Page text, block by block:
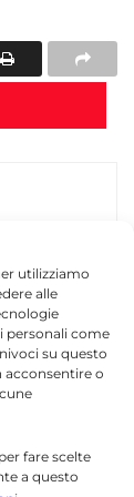
utilizziamo
alle
personali come
su questo
acconsentire o
fare scelte
a questo
per
Un